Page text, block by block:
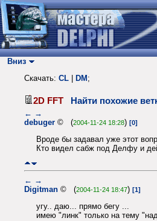
Вниз
Скачать: CL DM ;
2D FFT Найти похожие
← →
debuger © (2004-11-24 18:28) [0]
Вроде бы задавал уже этот
Кто видел сабж под Делфу и
← →
Digitman © (2004-11-24 18:47) [1]
угу.. даю... прямо бегу ...
имею "линк" только на тему